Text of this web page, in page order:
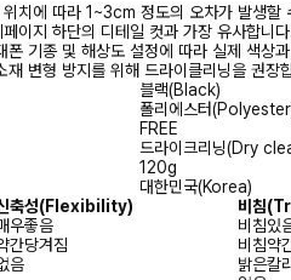
치에 따라 1~3cm 정도의 오차가 발생할
이지 하단의 디테일 컷과 가장 유사합니
폰 기종 및 해상도 설정에 따라 실제 색상
변형 방지를 위해 드라이클리닝을 권장
블랙(Black)
폴리에스터
FREE
드라이크리닝(Dry
120g
대한민국(Korea)
축성(Flexibility) 비침
우좋음 비침있
간당겨짐 비침약
음 밝은칼